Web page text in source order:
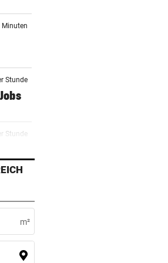
Minuten
Stunde
Stunde
in
Stunde
die
m²